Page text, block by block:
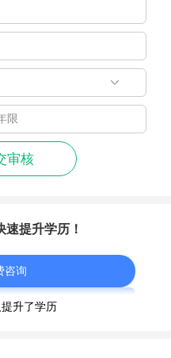
审核
提升学历！
咨询
提升了学历